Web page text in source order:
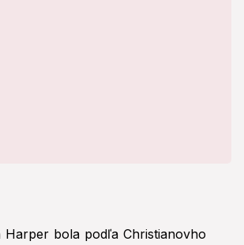
bola podľa Christianovho